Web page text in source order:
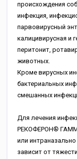
происхождения
инфекция,
парвовирусный
калицивирусная и
перитонит,
животных.
Кроме вирусных
бактериальных
смешанных
Для лечения
РЕКОФЕРОН®
или
зависит от